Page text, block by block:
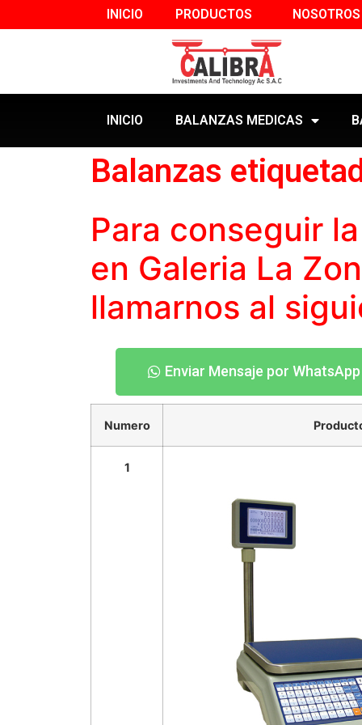
INICIO PRODUCTOS NOSOTROS
INICIO BALANZAS MEDICAS
Balanzas
Para conseguir
en Galeria La
llamarnos al
Enviar Mensaje por WhatsApp
Numero
1